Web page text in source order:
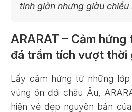
tinh giản nhưng giàu chiều
ARARAT – Cảm
đá trầm tích vượt thời
Lấy cảm hứng từ những
vùng ôn đới châu Âu,
hiện vẻ đẹp nguyên bản